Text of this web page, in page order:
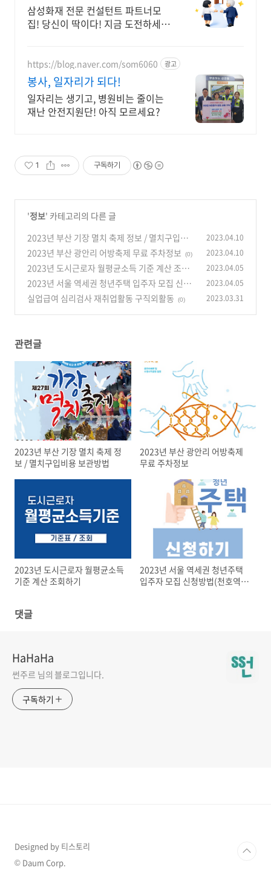
삼성화재 전문 컨설턴트 파트너모
집! 당신이 딱이다! 지금 도전하세
https://blog.naver.com/som6060 광고
봉사, 일자리가 되다!
일자리는 생기고, 병원비는 줄이는
재난 안전지원단! 아직 모르세요?
1 구독하기
'정보' 카테고리의 다른 글
2023년 부산 기장 멸치 축제 정보 / 멸치구입비
용 보관방법
(0)
2023.04.10
2023년 부산 광안리 어방축제 무료 주차정보 (0) 2023.04.10
2023년 도시근로자 월평균소득 기준 계산 조회
하기
(0)
2023.04.05
2023년 서울 역세권 청년주택 입주자 모집 신청
방법(천호역 동묘앞역)
(0)
2023.04.05
실업급여 심리검사 재취업활동 구직외활동 (0) 2023.03.31
관련글
2023년 부산 기장 멸치 축제 정
보 / 멸치구입비용 보관방법
2023년 부산 광안리 어방축제
무료 주차정보
2023년 도시근로자 월평균소득
기준 계산 조회하기
2023년 서울 역세권 청년주택
입주자 모집 신청방법(천호역 동
댓글
HaHaHa
썬주르 님의 블로그입니다.
구독하기
Designed by 티스토리
© Daum Corp.